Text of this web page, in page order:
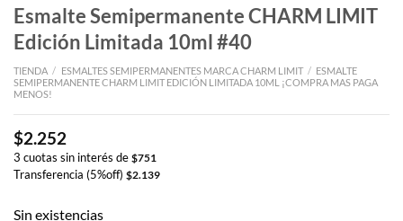
Esmalte Semipermanente CHARM LIMIT
Edición Limitada 10ml #40
TIENDA / ESMALTES SEMIPERMANENTES MARCA CHARM LIMIT / ESMALTE
SEMIPERMANENTE CHARM LIMIT EDICIÓN LIMITADA 10ML ¡COMPRA MAS PAGA
MENOS!
$2.252
3 cuotas sin interés de $751
Transferencia (5%off) $2.139
Sin existencias